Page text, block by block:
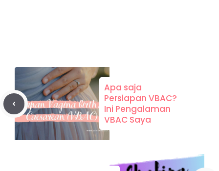
Apa saja
Persiapan VBAC?
Ini Pengalaman
VBAC Saya